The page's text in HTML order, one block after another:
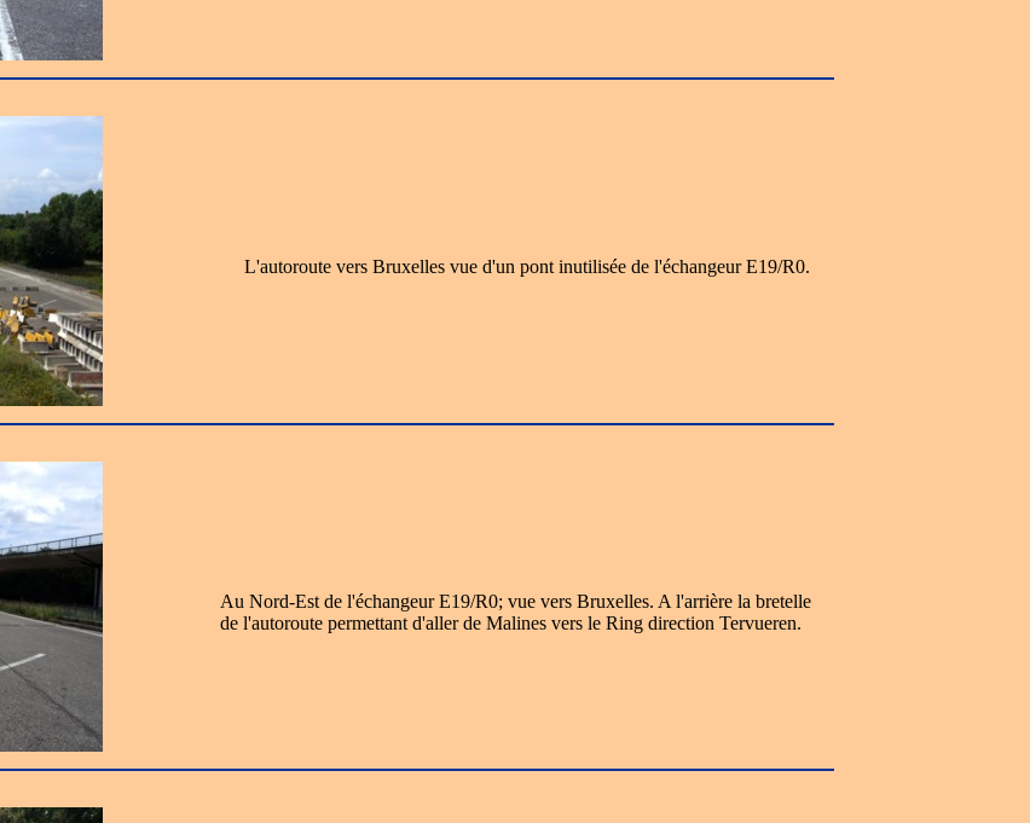
L'autoroute vers Bruxelles vue d'un pont inutilisée de l'échangeur E19/R0.
Au Nord-Est de l'échangeur E19/R0; vue vers Bruxelles. A l'arrière la bretelle
de l'autoroute permettant d'aller de Malines vers le Ring direction Tervueren.